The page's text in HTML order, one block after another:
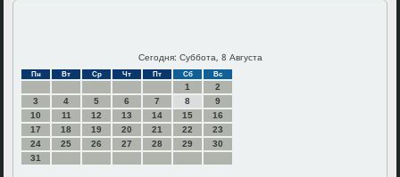
Сегодня: Суббота, 8 Августа
Пн Вт Ср Чт Пт Сб Вс
1
2
3
4 5 6 7 8
9
10
11 12 13 14 15
16
17
18 19 20 21 22
23
24
25 26 27 28 29
30
31